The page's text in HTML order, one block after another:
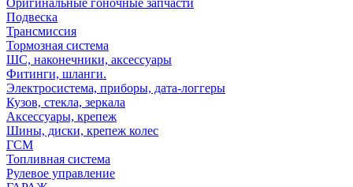
Оригинальные гоночные запчасти
Подвеска
Трансмиссия
Тормозная система
ШС, наконечники, аксессуары
Фитинги, шланги.
Электросистема, приборы, дата-логгеры
Кузов, стекла, зеркала
Аксессуары, крепеж
Шины, диски, крепеж колес
ГСМ
Топливная система
Рулевое управление